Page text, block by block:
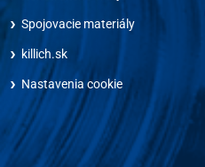
Spojovacie materiály
killich.sk
Nastavenia cookie